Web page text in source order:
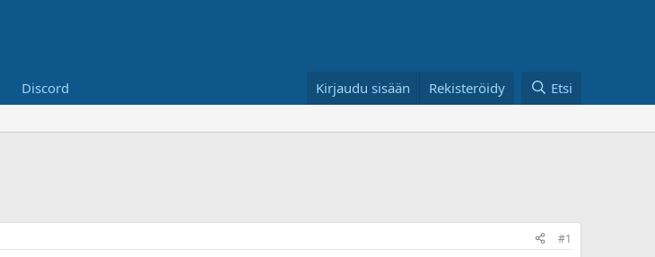
Discord Kirjaudu sisään Rekisteröidy Etsi
#1